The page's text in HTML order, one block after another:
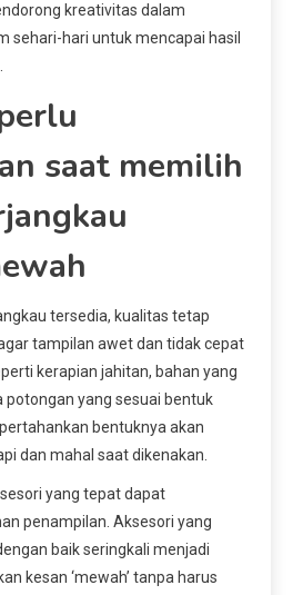
kreativitas dalam
sehari-hari untuk mencapai hasil
saat memilih
tersedia, kualitas tetap
tampilan awet dan tidak cepat
kerapian jahitan, bahan yang
potongan yang sesuai bentuk
bentuknya akan
dan mahal saat dikenakan.
yang tepat dapat
penampilan. Aksesori yang
baik seringkali menjadi
kesan ‘mewah’ tanpa harus